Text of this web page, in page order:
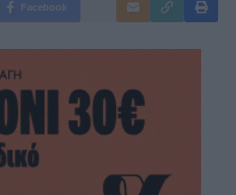
Facebook